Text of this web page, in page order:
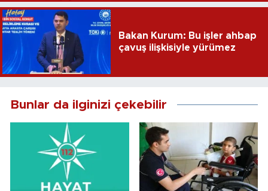
Bakan Kurum: Bu işler ahbap
çavuş ilişkisiyle yürümez
Bunlar da ilginizi çekebilir